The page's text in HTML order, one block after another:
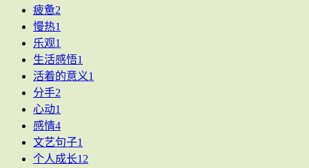
疲惫2
慢热1
乐观1
生活感悟1
活着的意义1
分手2
心动1
感情4
文艺句子1
个人成长12